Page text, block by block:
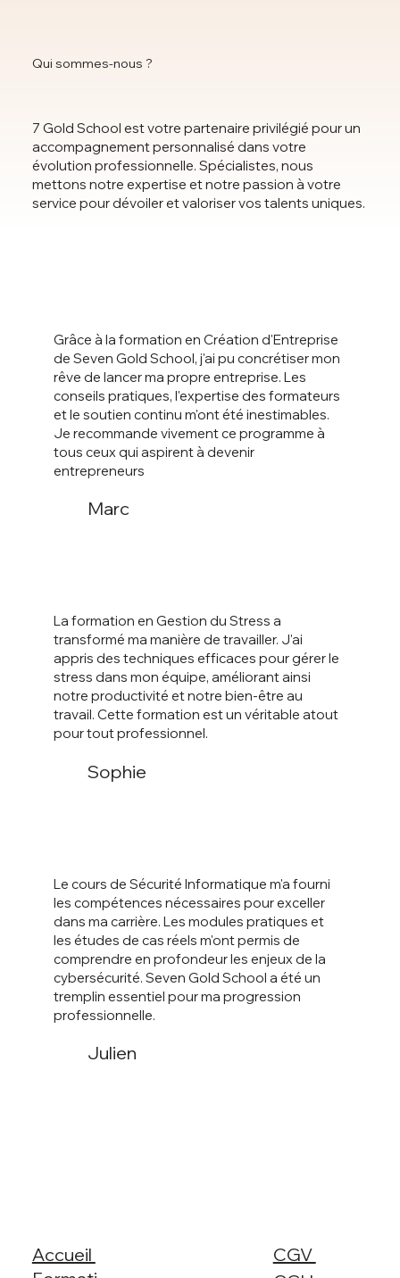
Qui sommes-nous ?
7 Gold School est votre partenaire privilégié pour un
accompagnement personnalisé dans votre
évolution professionnelle. Spécialistes, nous
mettons notre expertise et notre passion à votre
service pour dévoiler et valoriser vos talents uniques.
Grâce à la formation en Création d'Entreprise
de Seven Gold School, j'ai pu concrétiser mon
rêve de lancer ma propre entreprise. Les
conseils pratiques, l'expertise des formateurs
et le soutien continu m'ont été inestimables.
Je recommande vivement ce programme à
tous ceux qui aspirent à devenir
entrepreneurs
Marc
La formation en Gestion du Stress a
transformé ma manière de travailler. J'ai
appris des techniques efficaces pour gérer le
stress dans mon équipe, améliorant ainsi
notre productivité et notre bien-être au
travail. Cette formation est un véritable atout
pour tout professionnel.
Sophie
Le cours de Sécurité Informatique m'a fourni
les compétences nécessaires pour exceller
dans ma carrière. Les modules pratiques et
les études de cas réels m'ont permis de
comprendre en profondeur les enjeux de la
cybersécurité. Seven Gold School a été un
tremplin essentiel pour ma progression
professionnelle.
Julien
Accueil
CGV